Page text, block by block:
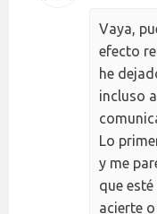
Vaya,
efecto
he
incluso
Lo
y me
que
acierte